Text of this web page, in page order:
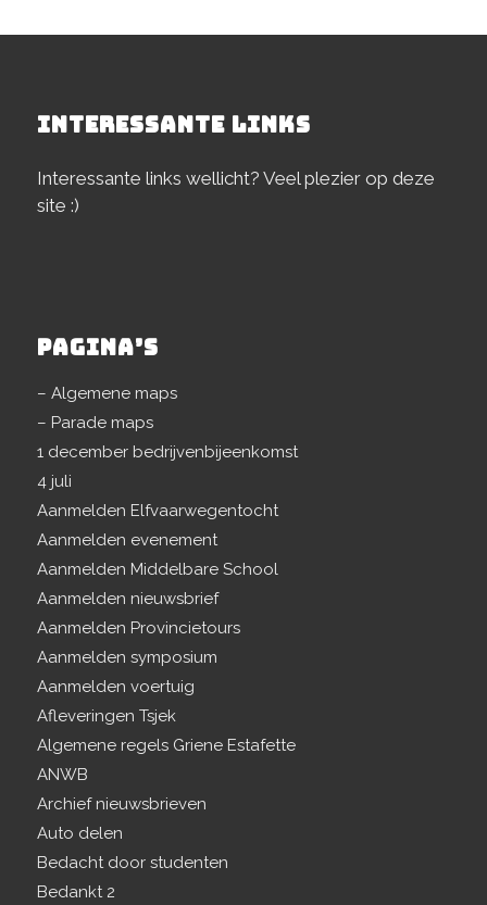
INTERESSANTE LINKS
Interessante links wellicht? Veel plezier op deze
site :)
PAGINA’S
– Algemene maps
– Parade maps
1 december bedrijvenbijeenkomst
4 juli
Aanmelden Elfvaarwegentocht
Aanmelden evenement
Aanmelden Middelbare School
Aanmelden nieuwsbrief
Aanmelden Provincietours
Aanmelden symposium
Aanmelden voertuig
Afleveringen Tsjek
Algemene regels Griene Estafette
ANWB
Archief nieuwsbrieven
Auto delen
Bedacht door studenten
Bedankt 2